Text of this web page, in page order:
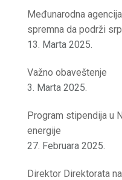
Međunarodna
spremna da podrži
13. Marta 2025.
Važno obaveštenje
3. Marta 2025.
Program stipendija u
energije
27. Februara 2025.
Direktor Direktorata